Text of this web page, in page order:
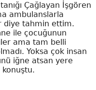
Çağlayan İşgören
ambulanslarla
diye tahmin ettim.
ile çocuğunun
ama tam belli
Yoksa çok insan
iğne atsan yere